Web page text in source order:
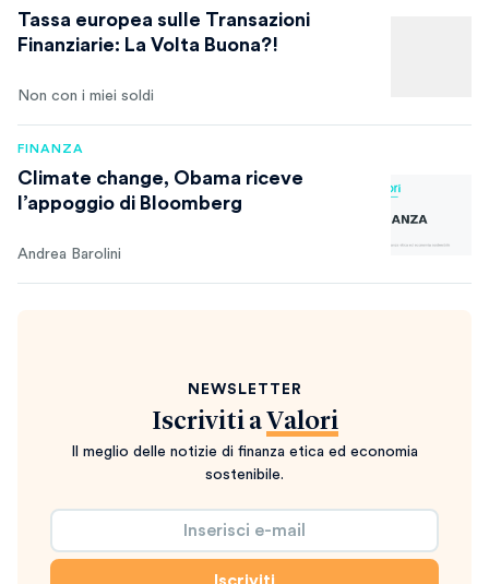
Tassa europea sulle Transazioni
Finanziarie: La Volta Buona?!
Non con i miei soldi
FINANZA
Climate change, Obama riceve
l’appoggio di Bloomberg
Andrea Barolini
NEWSLETTER
Iscriviti a Valori
Il meglio delle notizie di finanza etica ed economia
sostenibile.